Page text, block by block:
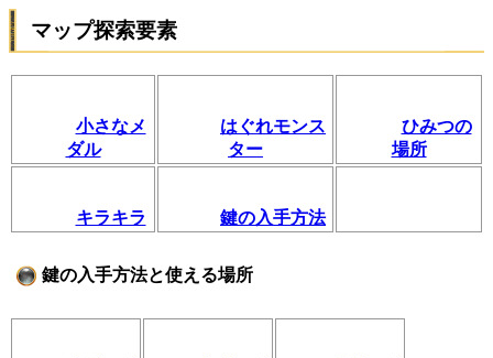
マップ探索要素
小さなメ
ダル
はぐれモンス
ター
ひみつの
場所
キラキラ 鍵の入手方法
鍵の入手方法と使える場所